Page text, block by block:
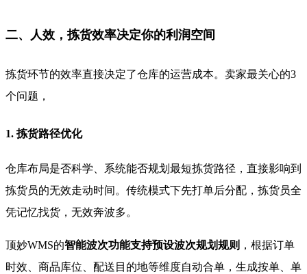
二、人效，拣货效率决定你的利润空间
拣货环节的效率直接决定了仓库的运营成本。卖家最关心的3
个问题，
1. 拣货路径优化
仓库布局是否科学、系统能否规划最短拣货路径，直接影响到
拣货员的无效走动时间。传统模式下先打单后分配，拣货员全
凭记忆找货，无效奔波多。
顶妙WMS的智能波次功能支持预设波次规划规则 ，根据订单
时效、商品库位、配送目的地等维度自动合单，生成按单、单